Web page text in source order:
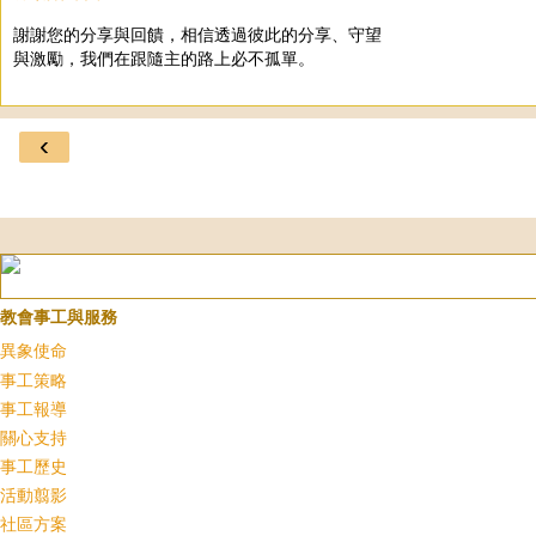
謝謝您的分享與回饋，相信透過彼此的分享、守望
與激勵，我們在跟隨主的路上必不孤單。
‹
教會事工與服務
異象使命
事工策略
事工報導
關心支持
事工歷史
活動翦影
社區方案